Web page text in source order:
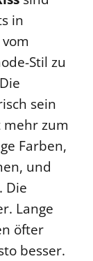
in
Stil zu
sein
zum
Farben,
und
Die
Lange
öfter
besser.